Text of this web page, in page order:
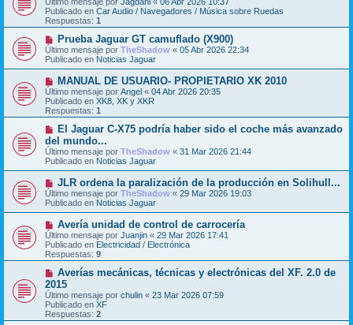
n
s
a
e
e
v
o
m
e
n
s
e
Publicado en Car Audio / Navegadores / Música sobre Ruedas
Respuestas: 1
N
u
e
v
o
m
e
n
s
e
Prueba Jaguar GT camuflado (X900)
Último mensaje por TheShadow « 05 Abr 2026 22:34
Publicado en Noticias Jaguar
N
u
e
v
o
m
e
n
s
a
j
e
MANUAL DE USUARIO- PROPIETARIO XK 2010
Último mensaje por Angel « 04 Abr 2026 20:35
Publicado en XK8, XK y XKR
Respuestas: 1
N
u
e
v
o
m
e
n
s
a
e
El Jaguar C-X75 podría haber sido el coche más avanzado
del mundo...
Último mensaje por TheShadow « 31 Mar 2026 21:44
Publicado en Noticias Jaguar
N
u
e
v
m
e
n
s
e
JLR ordena la paralización de la producción en Solihull...
Último mensaje por TheShadow « 29 Mar 2026 19:03
Publicado en Noticias Jaguar
N
u
e
v
o
m
e
n
s
a
j
Avería unidad de control de carrocería
Último mensaje por Juanjin « 29 Mar 2026 17:41
Publicado en Electricidad / Electrónica
Respuestas: 9
N
u
e
v
o
m
Averías mecánicas, técnicas y electrónicas del XF. 2.0 de
2015
Último mensaje por chulin « 23 Mar 2026 07:59
Publicado en XF
Respuestas: 2